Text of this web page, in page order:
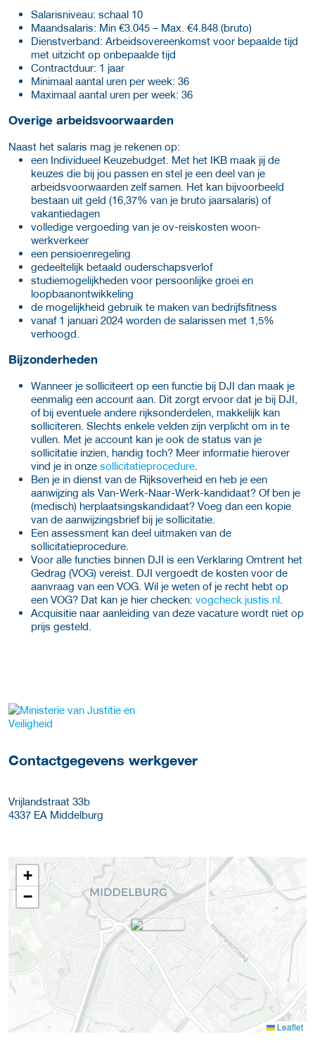
Salaris­niveau: schaal 10
Maand­salaris: Min €3.045 – Max. €4.848 (bruto)
Dienst­verband: Arbeidsovereenkomst voor bepaalde tijd
met uitzicht op onbepaalde tijd
Contract­duur: 1 jaar
Minimaal aantal uren per week: 36
Maximaal aantal uren per week: 36
Overige arbeids­voorwaarden
Naast het salaris mag je rekenen op:
een Individueel Keuzebudget. Met het IKB maak jij de
keuzes die bij jou passen en stel je een deel van je
arbeidsvoorwaarden zelf samen. Het kan bijvoorbeeld
bestaan uit geld (16,37% van je bruto jaarsalaris) of
vakantiedagen
volledige vergoeding van je ov-reiskosten woon-
werkverkeer
een pensioenregeling
gedeeltelijk betaald ouderschapsverlof
studiemogelijkheden voor persoonlijke groei en
loopbaanontwikkeling
de mogelijkheid gebruik te maken van bedrijfsfitness
vanaf 1 januari 2024 worden de salarissen met 1,5%
verhoogd.
Bijzonderheden
Wanneer je solliciteert op een functie bij DJI dan maak je
eenmalig een account aan. Dit zorgt ervoor dat je bij DJI,
of bij eventuele andere rijksonderdelen, makkelijk kan
solliciteren. Slechts enkele velden zijn verplicht om in te
vullen. Met je account kan je ook de status van je
sollicitatie inzien, handig toch? Meer informatie hierover
vind je in onze sollicitatieprocedure
Ben je in dienst van de Rijksoverheid en heb je een
aanwijzing als Van-Werk-Naar-Werk-kandidaat? Of ben je
(medisch) herplaatsingskandidaat? Voeg dan een kopie
van de aanwijzingsbrief bij je sollicitatie.
Een assessment kan deel uitmaken van de
sollicitatieprocedure.
Voor alle functies binnen DJI is een Verklaring Omtrent het
Gedrag (VOG) vereist. DJI vergoedt de kosten voor de
aanvraag van een VOG. Wil je weten of je recht hebt op
een VOG? Dat kan je hier checken: vogcheck.justis.nl
Acquisitie naar aanleiding van deze vacature wordt niet op
prijs gesteld.
Meer werkgever details
Contactgegevens werkgever
Vrijlandstraat 33b
4337 EA Middelburg
+
−
Leaflet